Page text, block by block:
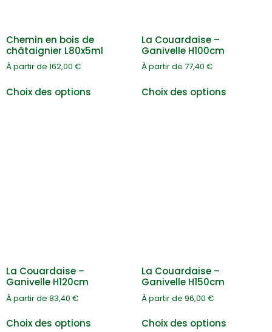
Chemin en bois de
châtaignier L80x5ml
À partir de 162,00 €
Choix des options
La Couardaise –
Ganivelle H100cm
À partir de 77,40 €
Choix des options
La Couardaise –
Ganivelle H120cm
À partir de 83,40 €
Choix des options
La Couardaise –
Ganivelle H150cm
À partir de 96,00 €
Choix des options